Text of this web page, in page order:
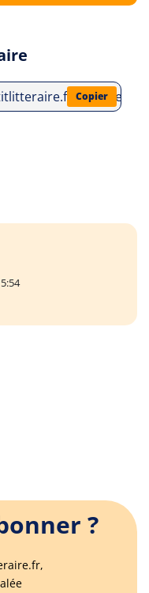
analyses-
Copier
?